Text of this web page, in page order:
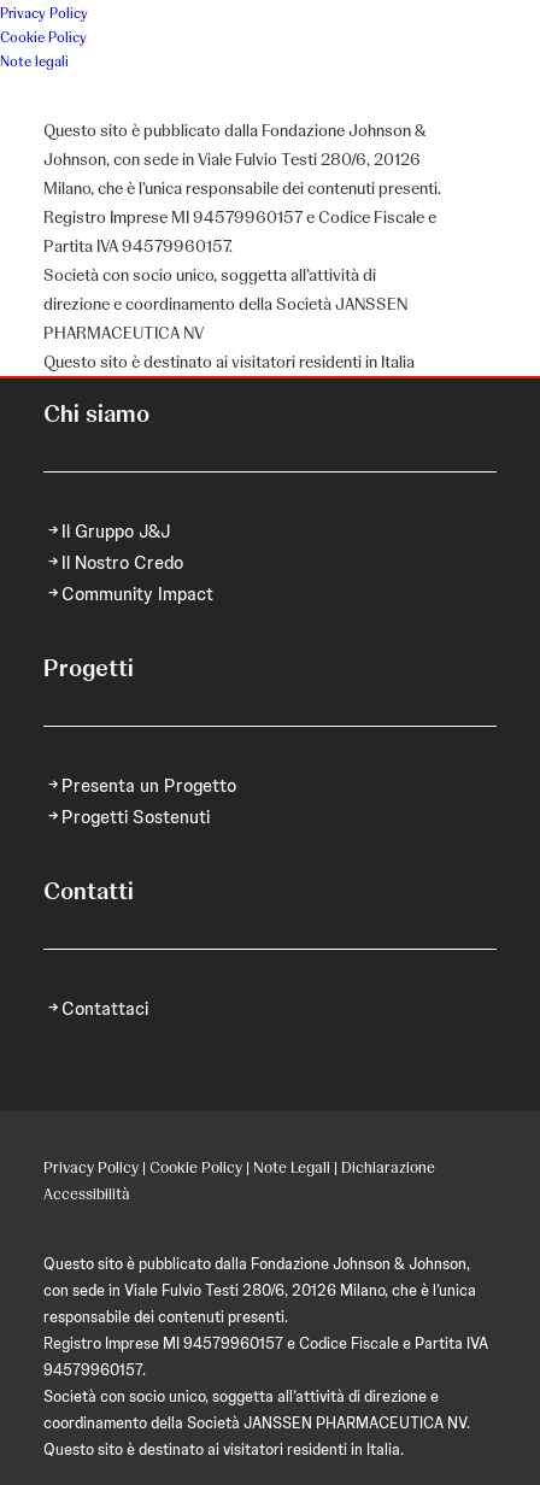
Privacy Policy
Cookie Policy
Note legali
Questo sito è pubblicato dalla Fondazione Johnson &
Johnson, con sede in Viale Fulvio Testi 280/6, 20126
Milano, che è l’unica responsabile dei contenuti presenti.
Registro Imprese MI 94579960157 e Codice Fiscale e
Partita IVA 94579960157.
Società con socio unico, soggetta all’attività di
direzione e coordinamento della Società JANSSEN
PHARMACEUTICA NV
Questo sito è destinato ai visitatori residenti in Italia
Chi siamo
Il Gruppo J&J
Il Nostro Credo
Community Impact
Progetti
Presenta un Progetto
Progetti Sostenuti
Contatti
Contattaci
Privacy Policy | Cookie Policy | Note Legali | Dichiarazione
Accessibilità
Questo sito è pubblicato dalla Fondazione Johnson & Johnson,
con sede in Viale Fulvio Testi 280/6, 20126 Milano, che è l’unica
responsabile dei contenuti presenti.
Registro Imprese MI 94579960157 e Codice Fiscale e Partita IVA
94579960157.
Società con socio unico, soggetta all’attività di direzione e
coordinamento della Società JANSSEN PHARMACEUTICA NV.
Questo sito è destinato ai visitatori residenti in Italia.